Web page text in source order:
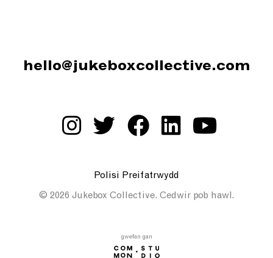
hello@jukeboxcollective.com
Polisi Preifatrwydd
© 2026 Jukebox Collective. Cedwir pob hawl.
gwefan gan